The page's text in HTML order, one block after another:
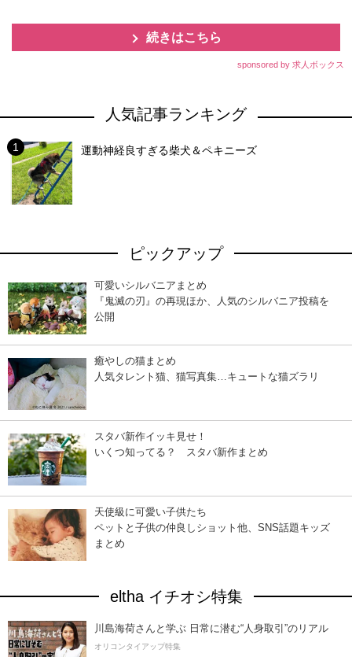
続きはこちら
sponsored by 求人ボックス
人気記事ランキング
運動神経良すぎる柴犬＆ペキニーズ
ピックアップ
可愛いシルバニアまとめ
『鬼滅の刃』の再現ほか、人気のシルバニア投稿を
公開
癒やしの猫まとめ
人気タレント猫、猫写真集…キュートな猫ズラリ
スタバ新作イッキ見せ！
いくつ知ってる？ スタバ新作まとめ
天使級に可愛い子供たち
ペットと子供の仲良しショット他、SNS話題キッズ
まとめ
eltha イチオシ特集
川島海荷さんと学ぶ 日常に潜む“人身取引”のリアル
オリコンタイアップ特集